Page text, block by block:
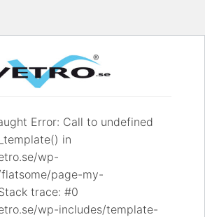
Error: Call to undefined
in
wp-
page-my-
trace: #0
wp-includes/template-